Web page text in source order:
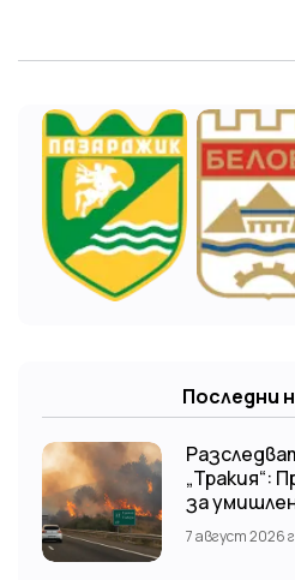
Последни
„Тракия“:
за
7 август 2026